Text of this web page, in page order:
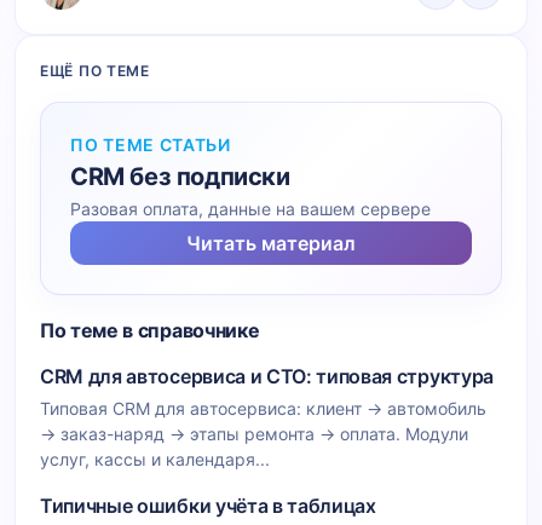
ЕЩЁ ПО ТЕМЕ
ПО ТЕМЕ СТАТЬИ
CRM без подписки
Разовая оплата, данные на вашем сервере
Читать материал
По теме в справочнике
CRM для автосервиса и СТО: типовая структура
Типовая CRM для автосервиса: клиент → автомобиль
→ заказ-наряд → этапы ремонта → оплата. Модули
услуг, кассы и календаря...
Типичные ошибки учёта в таблицах